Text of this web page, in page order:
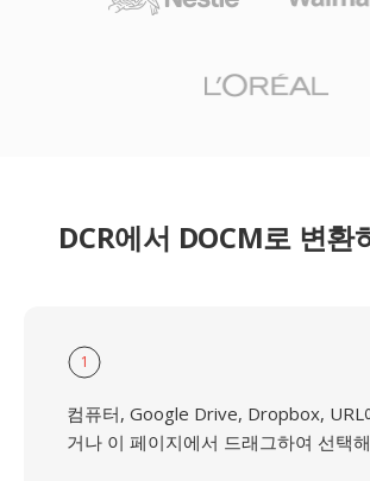
DCR에서 DOCM로 변환
1
컴퓨터, Google Drive, Dropbox, URL
거나 이 페이지에서 드래그하여 선택